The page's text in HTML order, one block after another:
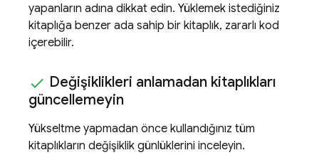
yapanların adına dikkat edin. Yüklemek istediğiniz
kitaplığa benzer ada sahip bir kitaplık, zararlı kod
içerebilir.
Değişiklikleri anlamadan kitaplıkları
güncellemeyin
Yükseltme yapmadan önce kullandığınız tüm
kitaplıkların değişiklik günlüklerini inceleyin.